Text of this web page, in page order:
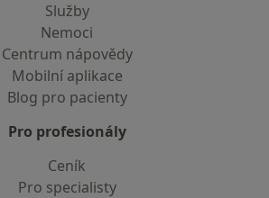
Služby
Nemoci
Centrum nápovědy
Mobilní aplikace
Blog pro pacienty
Pro profesionály
Ceník
Pro specialisty